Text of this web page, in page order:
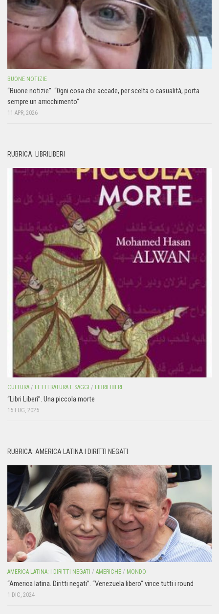
BUONE NOTIZIE
“Buone notizie”. “0gni cosa che accade, per scelta o casualità, porta
sempre un arricchimento”
11 APR, 2026
RUBRICA: LIBRILIBERI
CULTURA / LETTERATURA E SAGGI / LIBRILIBERI
“Libri Liberi”. Una piccola morte
15 LUG, 2025
RUBRICA: AMERICA LATINA I DIRITTI NEGATI
AMERICA LATINA: I DIRITTI NEGATI / AMERICHE / MONDO
“America latina. Diritti negati”. “Venezuela libero” vince tutti i round
1 DIC, 2024